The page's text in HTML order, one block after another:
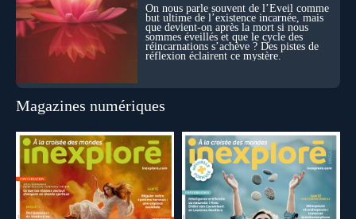
On nous parle souvent de l’Éveil comme
but ultime de l’existence incarnée, mais
que devient-on après la mort si nous
sommes éveillés et que le cycle des
réincarnations s’achève ? Des pistes de
réflexion éclairent ce mystère.
Magazines numériques